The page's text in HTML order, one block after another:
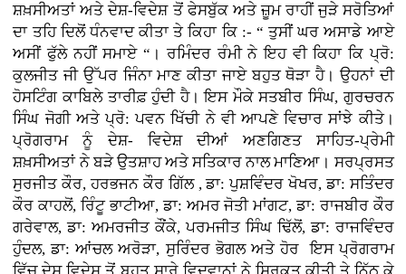
ਸ਼ਖ਼ਸੀਅਤਾਂ ਅਤੇ ਦੇਸ਼-ਵਿਦੇਸ਼ ਤੋਂ ਫੇਸਬੁੱਕ ਅਤੇ ਜ਼ੂਮ ਰਾਹੀਂ ਜੁੜੇ ਸਰੋਤਿਆਂ
ਦਾ ਤਹਿ ਦਿਲੋਂ ਧੰਨਵਾਦ ਕੀਤਾ ਤੇ ਕਿਹਾ ਕਿ :- “ ਤੁਸੀਂ ਘਰ ਅਸਾਡੇ ਆਏ
ਅਸੀਂ ਫੁੱਲੇ ਨਹੀਂ ਸਮਾਏ “। ਰਮਿੰਦਰ ਰੰਮੀ ਨੇ ਇਹ ਵੀ ਕਿਹਾ ਕਿ ਪ੍ਰੋ:
ਕੁਲਜੀਤ ਜੀ ਉੱਪਰ ਜਿੰਨਾ ਮਾਣ ਕੀਤਾ ਜਾਏ ਬਹੁਤ ਥੋੜਾ ਹੈ। ਉਹਨਾਂ ਦੀ
ਹੋਸਟਿੰਗ ਕਾਬਿਲੇ ਤਾਰੀਫ਼ ਹੁੰਦੀ ਹੈ। ਇਸ ਮੌਕੇ ਸਤਬੀਰ ਸਿੰਘ, ਗੁਰਚਰਨ
ਸਿੰਘ ਜੋਗੀ ਅਤੇ ਪ੍ਰੋ: ਪਵਨ ਖਿੱਚੀ ਨੇ ਵੀ ਆਪਣੇ ਵਿਚਾਰ ਸਾਂਝੇ ਕੀਤੇ।
ਪ੍ਰੋਗਰਾਮ ਨੂੰ ਦੇਸ਼- ਵਿਦੇਸ਼ ਦੀਆਂ ਅਣਗਿਣਤ ਸਾਹਿਤ-ਪ੍ਰੇਮੀ
ਸ਼ਖ਼ਸੀਅਤਾਂ ਨੇ ਬੜੇ ਉਤਸ਼ਾਹ ਅਤੇ ਸਤਿਕਾਰ ਨਾਲ ਮਾਣਿਆ। ਸਰਪ੍ਰਸਤ
ਸੁਰਜੀਤ ਕੌਰ, ਹਰਭਜਨ ਕੌਰ ਗਿੱਲ , ਡਾ: ਪੁਸ਼ਵਿੰਦਰ ਖੋਖਰ, ਡਾ: ਸਤਿੰਦਰ
ਕੌਰ ਕਾਹਲੋਂ, ਰਿੰਟੂ ਭਾਟੀਆ, ਡਾ: ਅਮਰ ਜੋਤੀ ਮਾਂਗਟ, ਡਾ: ਰਾਜਬੀਰ ਕੌਰ
ਗਰੇਵਾਲ, ਡਾ: ਅਮਰਜੀਤ ਕੌਂਕੇ, ਪਰਮਜੀਤ ਸਿੰਘ ਢਿੱਲੋਂ, ਡਾ: ਰਾਜਵਿੰਦਰ
ਹੁੰਦਲ, ਡਾ: ਆਂਚਲ ਅਰੋੜਾ, ਸੁਰਿੰਦਰ ਭੋਗਲ ਅਤੇ ਹੋਰ ਇਸ ਪ੍ਰੋਗਰਾਮ
ਵਿੱਚ ਦੇਸ਼ ਵਿਦੇਸ਼ ਤੋਂ ਬਹੁਤ ਸਾਰੇ ਵਿਦਵਾਨਾਂ ਨੇ ਸ਼ਿਰਕਤ ਕੀਤੀ ਤੇ ਨਿੱਠ ਕੇ